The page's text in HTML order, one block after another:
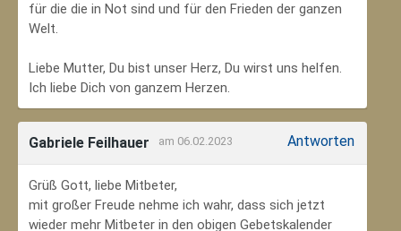
für die die in Not sind und für den Frieden der ganzen
Welt.
Liebe Mutter, Du bist unser Herz, Du wirst uns helfen.
Ich liebe Dich von ganzem Herzen.
Gabriele Feilhauer am 06.02.2023 Antworten
Grüß Gott, liebe Mitbeter,
mit großer Freude nehme ich wahr, dass sich jetzt
wieder mehr Mitbeter in den obigen Gebetskalender